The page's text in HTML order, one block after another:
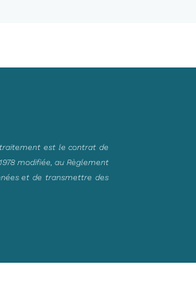
est le contrat de
modifiée, au Règlement
et de transmettre des